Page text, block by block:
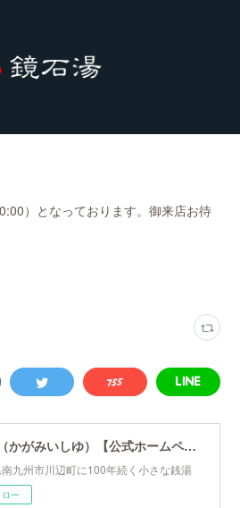
）となっております。御来店お待
鏡石湯（かがみいしゆ）【公式ホームページ】
南九州市川辺町に100年続く小さな銭湯
ー